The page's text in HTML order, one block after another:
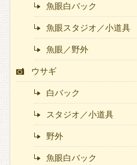
魚眼白バック
魚眼スタジオ／小道具
魚眼／野外
ウサギ
白バック
スタジオ／小道具
野外
魚眼白バック